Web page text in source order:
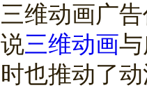
三维动画广
说三维动画
时也推动了